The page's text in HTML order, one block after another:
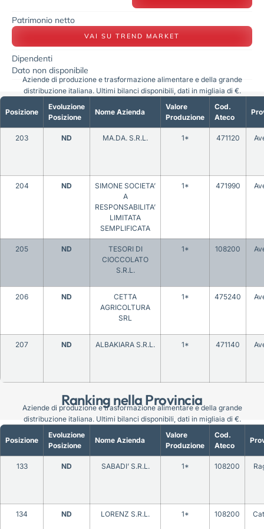
Patrimonio netto
VAI SU TREND MARKET
Dipendenti
Dato non disponibile
Ranking nella Provincia
Posizione
Evoluzione
Posizione
Nome Azienda
Valore
Produzione
Cod.
Ateco
203 ND MA.DA. S.R.L. 1* 471120
204 ND
SIMONE SOCIETA’
A
RESPONSABILITA’
LIMITATA
SEMPLIFICATA
1* 471990
205 ND
TESORI DI
CIOCCOLATO
S.R.L.
1* 108200
206 ND
CETTA
AGRICOLTURA
SRL
1* 475240
207 ND ALBAKIARA S.R.L. 1* 471140
Aziende di produzione e trasformazione alimentare e della grande
distribuzione italiana. Ultimi bilanci disponibili, dati in migliaia di €.
Posizione
Evoluzione
Posizione
Nome Azienda
Valore
Produzione
Cod.
Ateco
133 ND SABADI’ S.R.L. 1* 108200
134 ND LORENZ S.R.L. 1* 108200
Aziende di produzione e trasformazione alimentare e della grande
distribuzione italiana. Ultimi bilanci disponibili, dati in migliaia di €.